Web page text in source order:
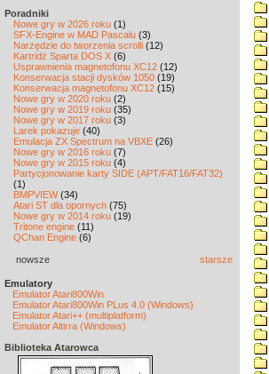
Poradniki
Nowe gry w 2026 roku (1)
SFX-Engine w MAD Pascalu (3)
Narzędzie do tworzenia scrolli (12)
Kartridż Sparta DOS X (6)
Usprawnienia magnetofonu XC12 (12)
Konserwacja stacji dysków 1050 (19)
Konserwacja magnetofonu XC12 (15)
Nowe gry w 2020 roku (2)
Nowe gry w 2019 roku (35)
Nowe gry w 2017 roku (3)
Larek pokazuje (40)
Emulacja ZX Spectrum na VBXE (26)
Nowe gry w 2016 roku (7)
Nowe gry w 2015 roku (4)
Partycjonowanie karty SIDE (APT/FAT16/FAT32)
(1)
BMPVIEW(34)
Atari ST dla opornych (75)
Nowe gry w 2014 roku (19)
Tritone engine (11)
QChan Engine (6)
nowsze starsze
Emulatory
Emulator Atari800Win
Emulator Atari800Win PLus 4.0 (Windows)
Emulator Atari++ (multiplatform)
Emulator Altirra (Windows)
Biblioteka Atarowca